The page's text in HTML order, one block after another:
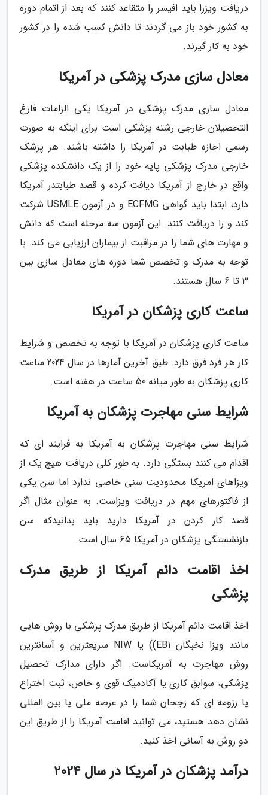
دریافت ویزرا باید افیسر را متقاعد کنند که بعد از اتمام دوره
به کشور خود باز می گردند تا دانش کسب شده را در کشور
خود به کار گیرند.
معادل سازی مدرک پزشکی در آمریکا
معادل سازی مدرک پزشکی در آمریکا یکی الزامات فارغ
التحصیلان خارجی رشته پزشکی است برای اینکه به صورت
رسمی اجازه طبابت در آمریکا را داشته باشند. هر پزشک
خارجی مدرک پزشکی پایه خود را از یک دانشکده پزشکی
واقع در خارج از آمریکا دیافت کرده و قصد طبابتدر آمریکا
دارد، ابتدا باید گواهی ECFMG و در آزمون USMLE شرکت
کند و را دریافت کنند. این آزمون سه مرحله است که دانش
و مهارت های شما را در مراقبت از بیماران ارزیابی می کند. با
توجه به مدرک و تخصص شما دوره های معادل سازی بین
3 تا 6 سال هستند.
ساعت کاری پزشکان در آمریکا
ساعت کاری پزشکان در آمریکا با توجه به تخصص و شرایط
کار هر فرد فرق دارد. طبق آخرین آمارها در سال 2024 ساعت
کاری پزشکان به طور میانه 50 ساعت در هفته است.
شرایط سنی مهاجرت پزشکان به آمریکا
شرایط سنی مهاجرت پزشکان به آمریکا به فرایند ای که
اقدام می کنند بستگی دارد. به طور کلی دریافت هیچ یک از
ویزاهای امریکا محدودیت سنی خاصی ندارد اما سن یکی
از فاکتورهای مهم در دریافت ویزاست. به عنوان مثال اگر
قصد کار کردن در آمریکا دارید باید بدانیدکه سن
بازنشستگی پزشکان در آمریکا 65 سال است.
اخذ اقامت دائم آمریکا از طریق مدرک
پزشکی
اخذ اقامت دائم آمریکا از طریق مدرک پزشکی با روش هایی
مانند ویزا نخبگان EB1)) یا NIW سریعترین و آسانترین
روش مهاجرت به آمریکاست. اگر دارای مدارک تحصیل
پزشکی، سوابق کاری یا آکادمیک قوی و خاص، ثبت اختراع
یا رزومه ای که رجحان شما را در عرصه ملی یا بین المللی
نشان دهد هستید، می توانید اقامت آمریکا را از طریق این
دو روش به آسانی اخذ کنید.
درآمد پزشکان در آمریکا در سال 2024